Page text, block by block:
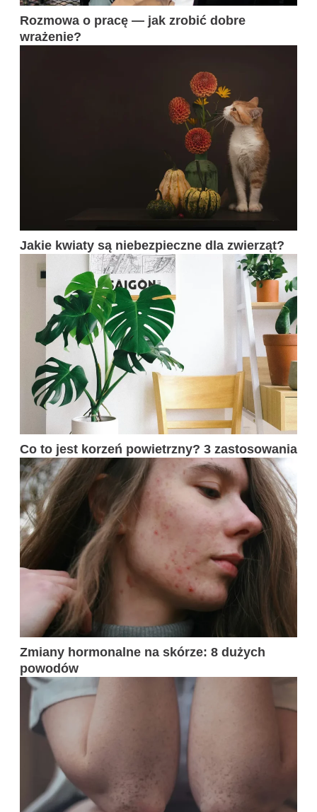
Rozmowa o pracę — jak zrobić dobre
wrażenie?
Jakie kwiaty są niebezpieczne dla zwierząt?
Co to jest korzeń powietrzny? 3 zastosowania
Zmiany hormonalne na skórze: 8 dużych
powodów